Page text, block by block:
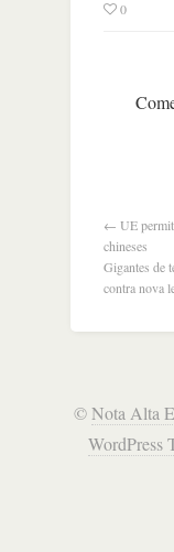
0
← UE
chineses
Gigantes de
contra nova
©Nota Alta
WordPress